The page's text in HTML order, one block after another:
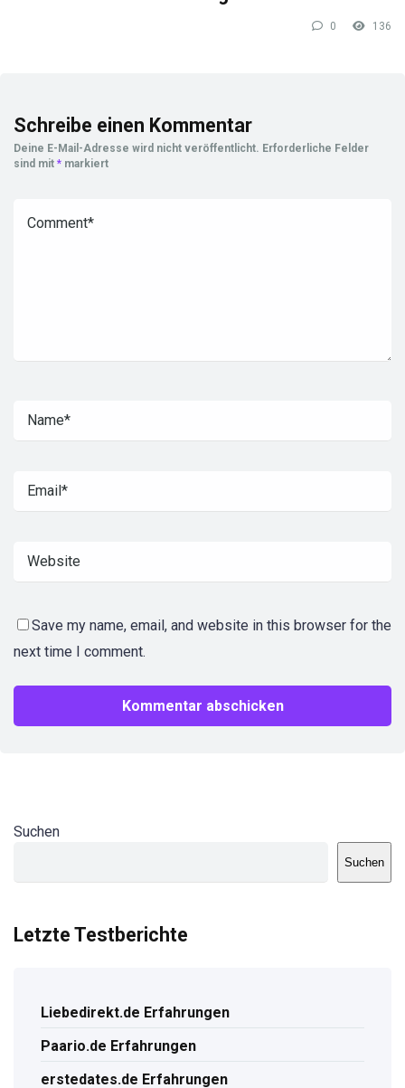
0 136
Schreibe einen Kommentar
Deine E-Mail-Adresse wird nicht veröffentlicht. Erforderliche Felder
sind mit * markiert
Save my name, email, and website in this browser for the
next time I comment.
Suchen
Suchen
Letzte Testberichte
Liebedirekt.de Erfahrungen
Paario.de Erfahrungen
erstedates.de Erfahrungen